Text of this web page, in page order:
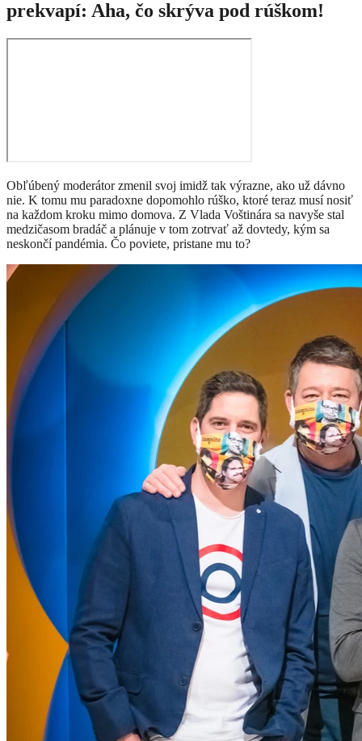
prekvapí: Aha, čo skrýva pod rúškom!
Obľúbený moderátor zmenil svoj imidž tak výrazne, ako už dávno
nie. K tomu mu paradoxne dopomohlo rúško, ktoré teraz musí nosiť
na každom kroku mimo domova. Z Vlada Voštinára sa navyše stal
medzičasom bradáč a plánuje v tom zotrvať až dovtedy, kým sa
neskončí pandémia. Čo poviete, pristane mu to?